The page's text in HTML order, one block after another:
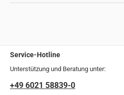
Service-Hotline
Unterstützung und Beratung unter:
+49 6021 58839-0